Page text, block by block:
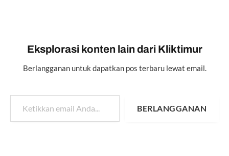
Eksplorasi konten lain dari Kliktimur
Berlangganan untuk dapatkan pos terbaru lewat email.
Ketikkan email Anda...
BERLANGGANAN